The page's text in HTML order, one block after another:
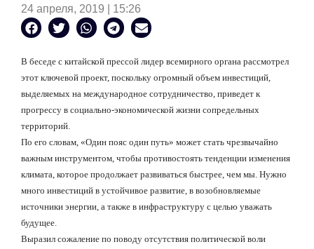
24 апреля, 2019 | 15:26
В беседе с китайской прессой лидер всемирного органа рассмотрел
этот ключевой проект, поскольку огромный объем инвестиций,
выделяемых на международное сотрудничество, приведет к
прогрессу в социально-экономической жизни сопредельных
территорий.
По его словам, «Один пояс один путь» может стать чрезвычайно
важным инструментом, чтобы противостоять тенденции изменения
климата, которое продолжает развиваться быстрее, чем мы. Нужно
много инвестиций в устойчивое развитие, в возобновляемые
источники энергии, а также в инфраструктуру с целью уважать
будущее.
Выразил сожаление по поводу отсутствия политической воли